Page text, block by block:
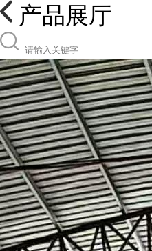
产品展厅